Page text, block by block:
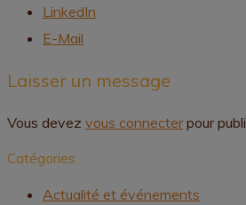
LinkedIn
E-Mail
Laisser un message
Vous devez vous connecterpour
Catégories
Actualité et événements